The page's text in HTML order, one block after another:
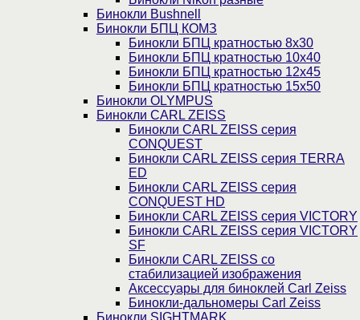
Бинокли Bushnell
Бинокли БПЦ КОМЗ
Бинокли БПЦ кратностью 8х30
Бинокли БПЦ кратностью 10х40
Бинокли БПЦ кратностью 12х45
Бинокли БПЦ кратностью 15х50
Бинокли OLYMPUS
Бинокли CARL ZEISS
Бинокли CARL ZEISS серия
CONQUEST
Бинокли CARL ZEISS серия TERRA
ED
Бинокли CARL ZEISS серия
CONQUEST HD
Бинокли CARL ZEISS серия VICTORY
Бинокли CARL ZEISS серия VICTORY
SF
Бинокли CARL ZEISS со
стабилизацией изображения
Аксессуары для биноклей Carl Zeiss
Бинокли-дальномеры Carl Zeiss
Бинокли SIGHTMARK